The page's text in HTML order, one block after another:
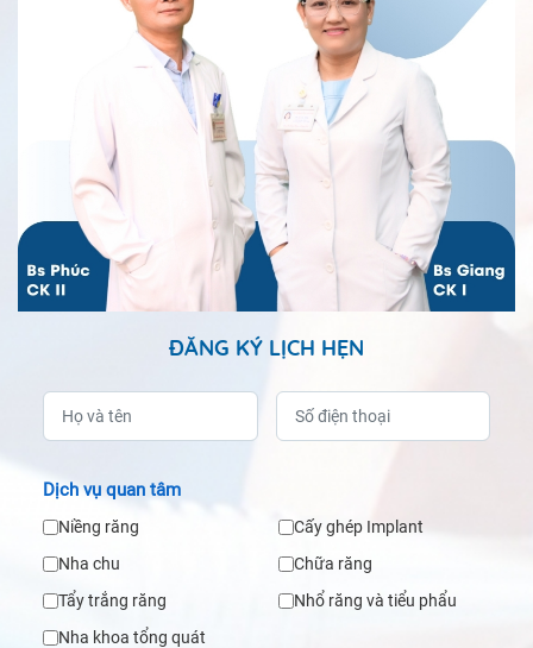
ĐĂNG KÝ LỊCH HẸN
Dịch vụ quan tâm
Niềng răng
Cấy ghép Implant
Nha chu
Chữa răng
Tẩy trắng răng
Nhổ răng và tiểu phẩu
Nha khoa tổng quát